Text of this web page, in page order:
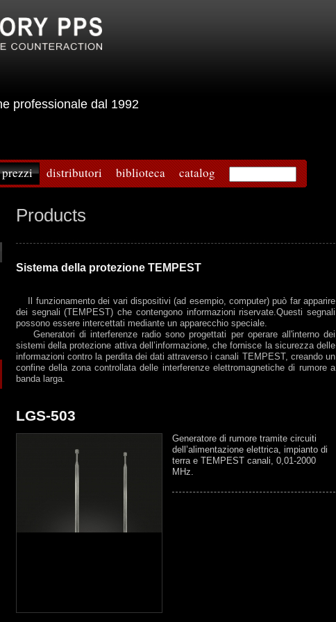
professionale dal 1992
distributori biblioteca catalog
Products
Sistema della protezione TEMPEST
Il funzionamento dei vari dispositivi (ad esempio, computer) può far apparire
dei segnali (TEMPEST) che contengono informazioni riservate.Questi segnali
possono essere intercettati mediante un apparecchio speciale.
Generatori di interferenze radio sono progettati per operare all'interno dei
sistemi della protezione attiva dell’informazione, che fornisce la sicurezza delle
informazioni contro la perdita dei dati attraverso i canali TEMPEST, creando un
confine della zona controllata delle interferenze elettromagnetiche di rumore a
banda larga.
LGS-503
Generatore di rumore tramite circuiti
dell’alimentazione elettrica, impianto di
terra e TEMPEST canali, 0,01-2000
MHz.